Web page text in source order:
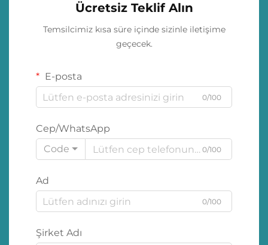
Ücretsiz Teklif Alın
Temsilcimiz kısa süre içinde sizinle iletişime
geçecek.
E-posta
0/100
Cep/WhatsApp
Code
0/100
Ad
0/100
Şirket Adı